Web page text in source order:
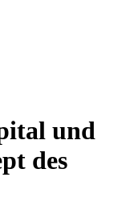
und
des